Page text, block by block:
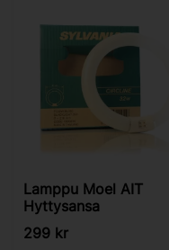
Lamppu Moel AIT
Hyttysansa
299 kr